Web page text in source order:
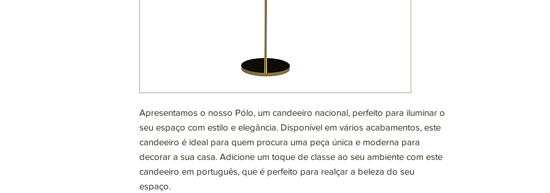
Apresentamos o nosso Pólo, um candeeiro nacional, perfeito para iluminar o
seu espaço com estilo e elegância. Disponível em vários acabamentos, este
candeeiro é ideal para quem procura uma peça única e moderna para
decorar a sua casa. Adicione um toque de classe ao seu ambiente com este
candeeiro em português, que é perfeito para realçar a beleza do seu
espaço.